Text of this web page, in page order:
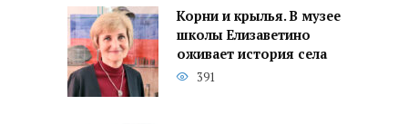
Корни и крылья. В музее
школы Елизаветино
оживает история села
391